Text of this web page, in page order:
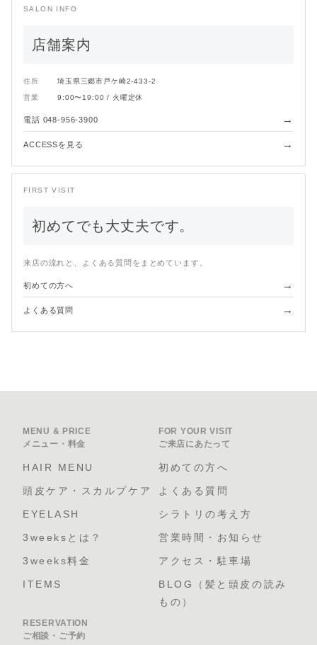
SALON INFO
店舗案内
住所 埼玉県三郷市戸ケ崎2-433-2
営業 9:00〜19:00 / 火曜定休
電話 048-956-3900 →
ACCESSを見る →
FIRST VISIT
初めてでも大丈夫です。
来店の流れと、よくある質問をまとめています。
初めての方へ →
よくある質問 →
MENU & PRICE
メニュー・料金
HAIR MENU
頭皮ケア・スカルプケア
EYELASH
3weeksとは？
3weeks料金
ITEMS
FOR YOUR VISIT
ご来店にあたって
初めての方へ
よくある質問
シラトリの考え方
営業時間・お知らせ
アクセス・駐車場
BLOG（髪と頭皮の読み
もの）
RESERVATION
ご相談・ご予約